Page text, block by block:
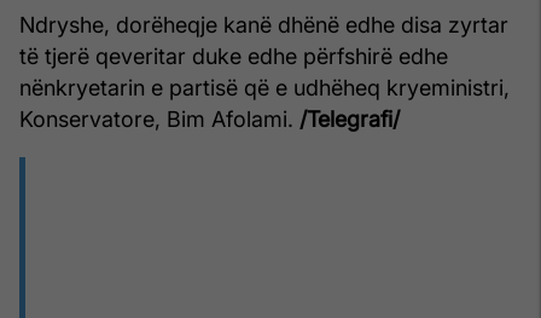
Ndryshe, dorëheqje kanë dhënë edhe disa zyrtar
të tjerë qeveritar duke edhe përfshirë edhe
nënkryetarin e partisë që e udhëheq kryeministri,
Konservatore, Bim Afolami. /Telegrafi/